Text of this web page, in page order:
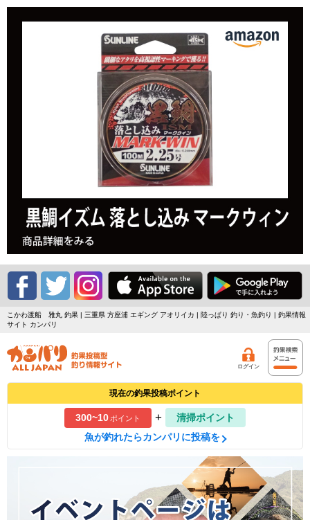
こかわ渡船 雅丸 釣果 | 三重県 方座浦 エギング アオリイカ | 陸っぱり 釣り・魚釣り | 釣果情報
サイト カンパリ
ログイン
現在の釣果投稿ポイント
300~10ポイント +
清掃ポイント
魚が釣れたらカンパリに投稿を